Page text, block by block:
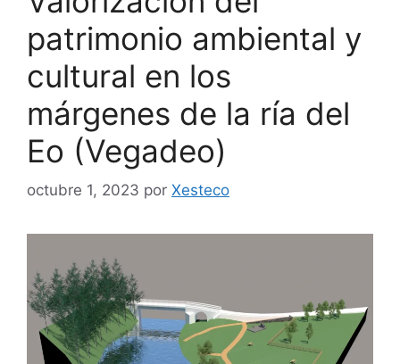
patrimonio ambiental y
cultural en los
márgenes de la ría del
Eo (Vegadeo)
octubre 1, 2023 por Xesteco